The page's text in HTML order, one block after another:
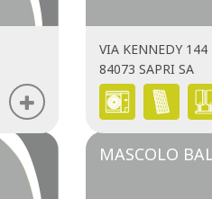
VIA KENNEDY 144
84073 SAPRI SA
MASCOLO